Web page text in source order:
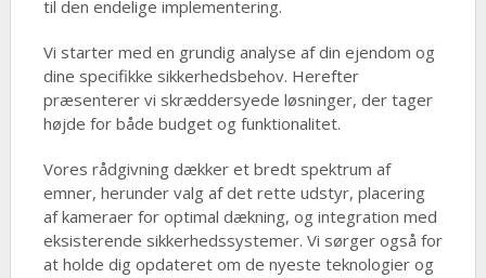
til den endelige implementering.
Vi starter med en grundig analyse af din ejendom og
dine specifikke sikkerhedsbehov. Herefter
præsenterer vi skræddersyede løsninger, der tager
højde for både budget og funktionalitet.
Vores rådgivning dækker et bredt spektrum af
emner, herunder valg af det rette udstyr, placering
af kameraer for optimal dækning, og integration med
eksisterende sikkerhedssystemer. Vi sørger også for
at holde dig opdateret om de nyeste teknologier og